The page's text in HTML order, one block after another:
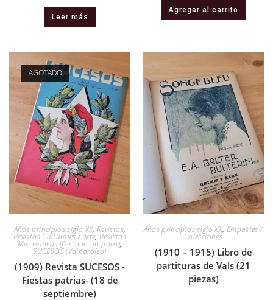
Leer más
Agregar al carrito
AGOTADO
Años principios siglo XX,Revistas,
Revistas Culturales / Arte,Revistas
Misceláneas (De todo un poco),
SUCESOS (Valparaíso)
(1909) Revista SUCESOS -
Fiestas patrias- (18 de
septiembre)
Años principios siglo XX, Empastes /
Colecciones
(1910 – 1915) Libro de
partituras de Vals (21
piezas)